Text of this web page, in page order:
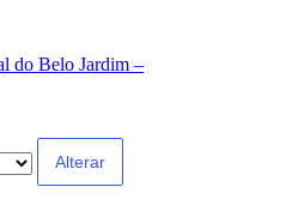
do Belo Jardim –